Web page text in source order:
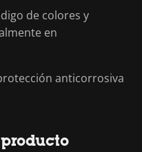
de colores y
en
anticorrosiva